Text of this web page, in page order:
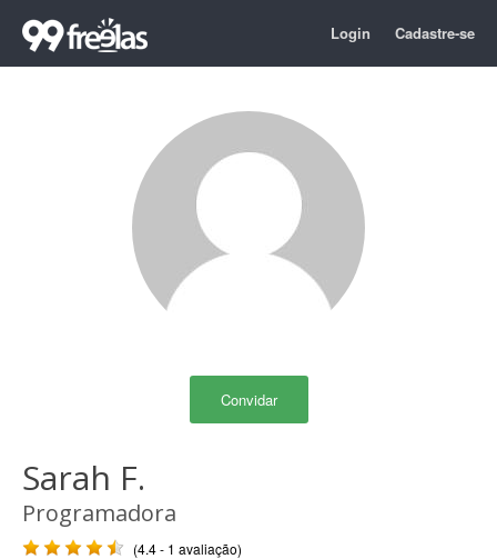
Login Cadastre-se
Convidar
Sarah F.
Programadora
(4.4 - 1 avaliação)